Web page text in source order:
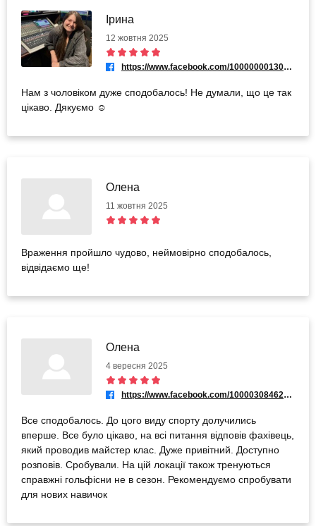
Ірина
12 жовтня 2025
https://www.facebook.com/100000001305911
Нам з чоловіком дуже сподобалось! Не думали, що це так
цікаво. Дякуємо ☺️
Олена
11 жовтня 2025
Враження пройшло чудово, неймовірно сподобалось,
відвідаємо ще!
Олена
4 вересня 2025
https://www.facebook.com/100003084627000
Все сподобалось. До цого виду спорту долучились
вперше. Все було цікаво, на всі питання відповів фахівець,
який проводив майстер клас. Дуже привітний. Доступно
розповів. Сробували. На цій локації також тренуються
справжні гольфісни не в сезон. Рекомендуємо спробувати
для нових навичок